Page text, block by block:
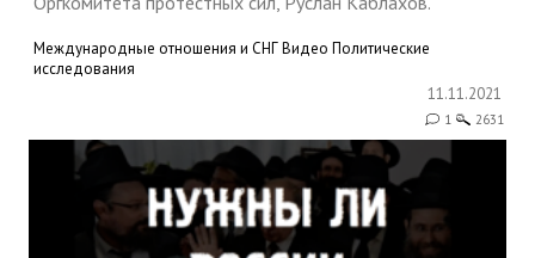
Международные отношения и СНГВидео Политические
исследования
11.11.2021
1 2631